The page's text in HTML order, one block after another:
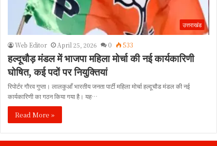
उत्तराखंड
Web Editor April 25, 2026 0 533
हल्दूचौड़ मंडल में भाजपा महिला मोर्चा की नई कार्यकारिणी
घोषित, कई पदों पर नियुक्तियां
रिपोर्टर गौरव गुप्ता। लालकुआँ भारतीय जनता पार्टी महिला मोर्चा हल्दूचौड मंडल की नई
कार्यकारिणी का गठन किया गया है। यह…
Read More »